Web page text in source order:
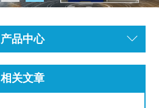
产品中心
相关文章